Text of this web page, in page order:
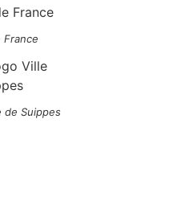
France
de Suippes